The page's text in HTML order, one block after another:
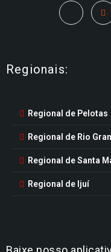
Regionais:
Regional de Pelotas
Regional de Rio
Regional de Santa
Regional de Ijuí